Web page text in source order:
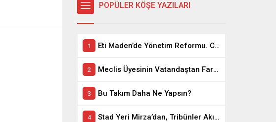
POPÜLER KÖŞE YAZILARI
Eti Maden’de Yönetim Reformu. CEO Modeli’nde Kadro / Taşeron İşçilik Ayrımı Kalkıyor
Meclis Üyesinin Vatandaştan Farkı Ne ?
Bu Takım Daha Ne Yapsın?
Stad Yeri Mirza’dan, Tribünler Akın’dan: Geriye Bakanlık Kaldı.